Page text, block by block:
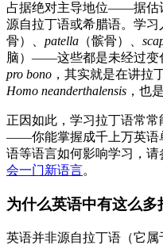
占据绝对主导地位——据估
源自拉丁语或希腊语。学习
骨）、 patella （髌骨）、
脑）——这些都是未经过变
pro bono ，其实就是在讲拉
Homo neanderthalensis ，也
正因如此，学习拉丁语常
——你能掌握成千上万英语
语等语言如何影响学习，请
会一门新语言。
为什么英语中有这么多
英语并非源自拉丁语（它